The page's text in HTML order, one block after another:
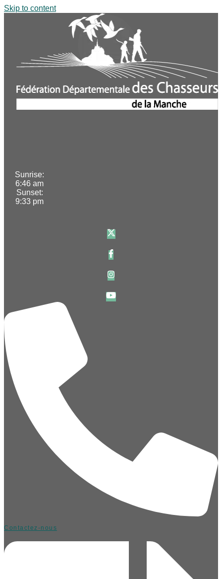
Skip to content
Sunrise:
6:46 am
Sunset:
9:33 pm
Contactez-nous